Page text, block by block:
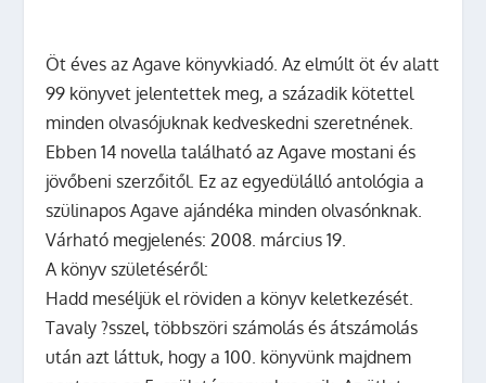
Öt éves az Agave könyvkiadó. Az elmúlt öt év alatt
99 könyvet jelentettek meg, a századik kötettel
minden olvasójuknak kedveskedni szeretnének.
Ebben 14 novella található az Agave mostani és
jövőbeni szerzőitől. Ez az egyedülálló antológia a
szülinapos Agave ajándéka minden olvasónknak.
Várható megjelenés: 2008. március 19.
A könyv születéséről:
Hadd meséljük el röviden a könyv keletkezését.
Tavaly ?sszel, többszöri számolás és átszámolás
után azt láttuk, hogy a 100. könyvünk majdnem